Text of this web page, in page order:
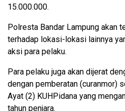
15.000.000.
Polresta Bandar Lampung akan
terhadap lokasi-lokasi lainnya
aksi para pelaku.
Para pelaku juga akan dijerat
dengan pemberatan (curanmor)
Ayat (2) KUHPidana yang
tahun penjara.